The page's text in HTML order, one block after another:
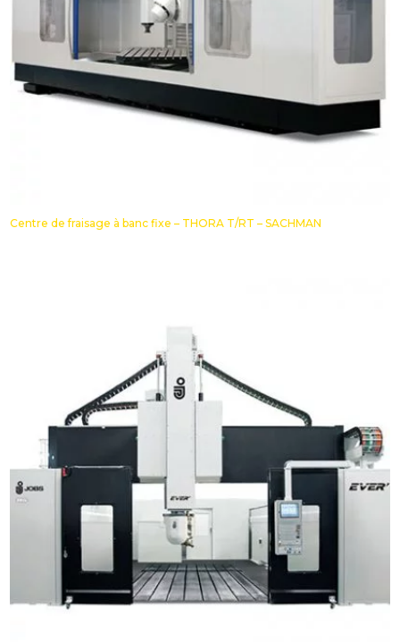
Centre de fraisage à banc fixe – THORA T/RT – SACHMAN